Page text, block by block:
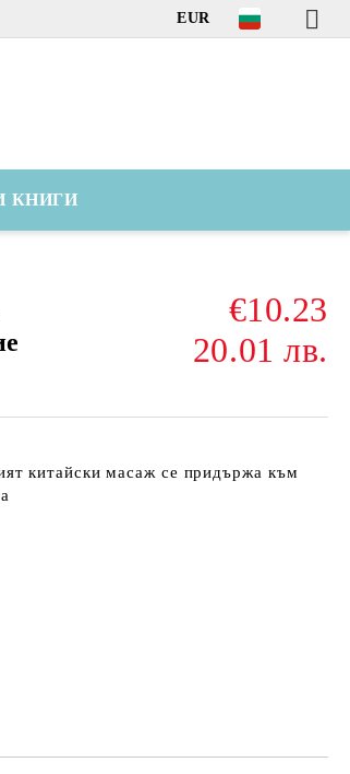
EUR
КНИГИ
€10.23
20.01 лв.
китайски масаж се придържа към